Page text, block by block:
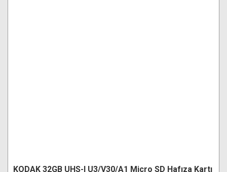
KODAK 32GB UHS-I U3/V30/A1 Micro SD Hafıza Kartı